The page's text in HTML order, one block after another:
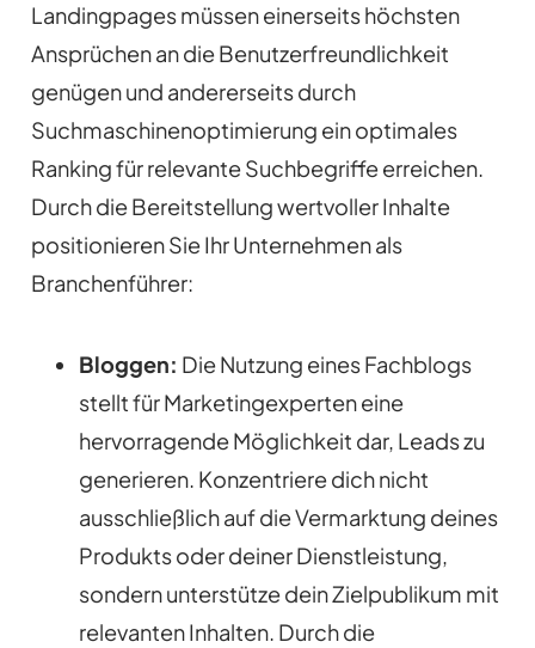
Landingpages müssen einerseits höchsten
Ansprüchen an die Benutzerfreundlichkeit
genügen und andererseits durch
Suchmaschinenoptimierung ein optimales
Ranking für relevante Suchbegriffe erreichen.
Durch die Bereitstellung wertvoller Inhalte
positionieren Sie Ihr Unternehmen als
Branchenführer:
Bloggen: Die Nutzung eines Fachblogs
stellt für Marketingexperten eine
hervorragende Möglichkeit dar, Leads zu
generieren. Konzentriere dich nicht
ausschließlich auf die Vermarktung deines
Produkts oder deiner Dienstleistung,
sondern unterstütze dein Zielpublikum mit
relevanten Inhalten. Durch die